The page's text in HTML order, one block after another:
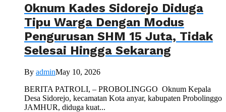
Oknum Kades Sidorejo Diduga
Tipu Warga Dengan Modus
Pengurusan SHM 15 Juta, Tidak
Selesai Hingga Sekarang
By adminMay 10, 2026
BERITA PATROLI, – PROBOLINGGO Oknum Kepala
Desa Sidorejo, kecamatan Kota anyar, kabupaten Probolinggo
JAMHUR, diduga kuat...